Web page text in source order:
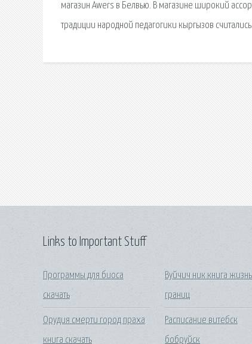
магазин Awers в Белвью. В магазине широкий
традиции народной педагогики кыргызов считались.
Links to Important Stuff
Программы для биоса
скачать
Орудия смерти город праха
книга скачать
Вуйчич ник книга
границ
Расписание витебск
бобруйск